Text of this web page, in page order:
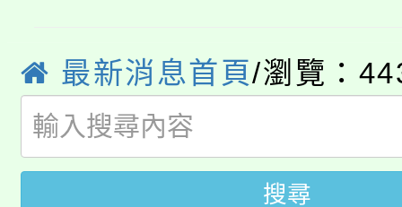
局官網。
8月14至27日，桃園電
開!
115年桃園市運動會8/
田徑場及游泳池舉行。
桃園市低收入戶享有免
最新消息首頁/瀏覽：
搜尋